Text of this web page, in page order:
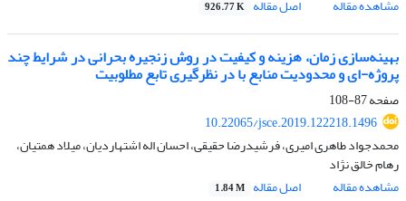
مشاهده مقاله
اصل مقاله 926.77 K
بهینه‌سازی زمان، هزینه و کیفیت در روش زنجیره بحرانی در شرایط چند
پروژه-ای و محدودیت منابع با در نظرگیری تابع مطلوبیت
صفحه87-108
10.22065/jsce.2019.122218.1496
محمدجواد طاهری امیری، فرشیدرضا حقیقی، احسان اله اشتهاردیان، میلاد همتیان،
رهام خالق نژاد
مشاهده مقاله
اصل مقاله 1.84 M